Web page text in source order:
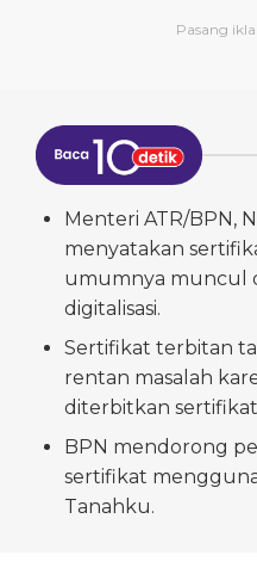
Menteri ATR/BPN,
menyatakan
umumnya muncul
digitalisasi.
Sertifikat terbitan
rentan masalah
diterbitkan
BPN mendorong
sertifikat
Tanahku.